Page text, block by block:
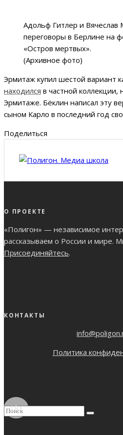
Адольф Гитлер и Вячеслав
переговоры в Берлине на
«Остров мертвых».
(Архивное фото)
Эрмитаж купил шестой вариант
находился в частной коллекции,
Эрмитаже. Бёклин написал эту
сыном Карло в последний год
Поделиться
О ПРОЕКТЕ
«Полигон» — независимое
рассказываем о России и мире.
Присоединяйтесь.
КОНТАКТЫ
Политика
18+